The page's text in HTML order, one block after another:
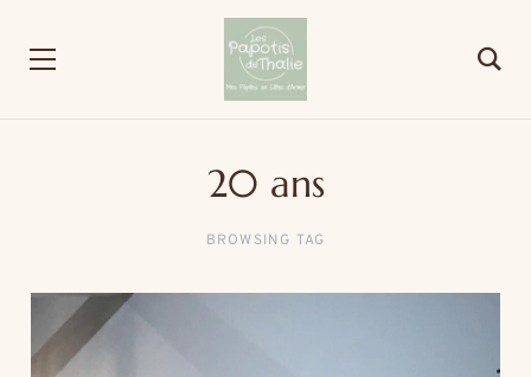
20 ans
BROWSING TAG